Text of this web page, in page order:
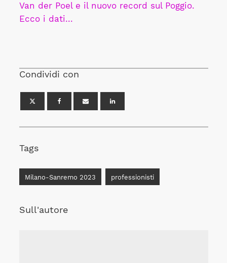
Van der Poel e il nuovo record sul Poggio.
Ecco i dati...
Condividi con
Tags
Milano-Sanremo 2023 professionisti
Sull'autore